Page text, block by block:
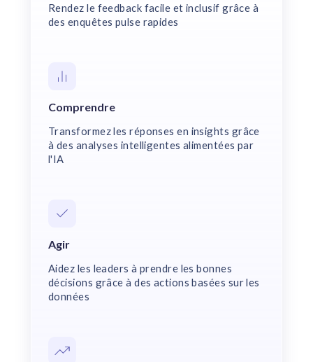
Rendez le feedback facile et inclusif grâce à
des enquêtes pulse rapides
Comprendre
Transformez les réponses en insights grâce
à des analyses intelligentes alimentées par
l'IA
Agir
Aidez les leaders à prendre les bonnes
décisions grâce à des actions basées sur les
données